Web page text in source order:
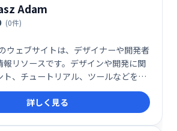
Adam
(0件)
ウェブサイトは、デザイナーや開発者
報リソースです。デザインや開発に関
ト、チュートリアル、ツールなどを提
上を支援します。クリエイティブな制
、新たな可能性を広げるためのプラ
して活用できます。
詳しく見る